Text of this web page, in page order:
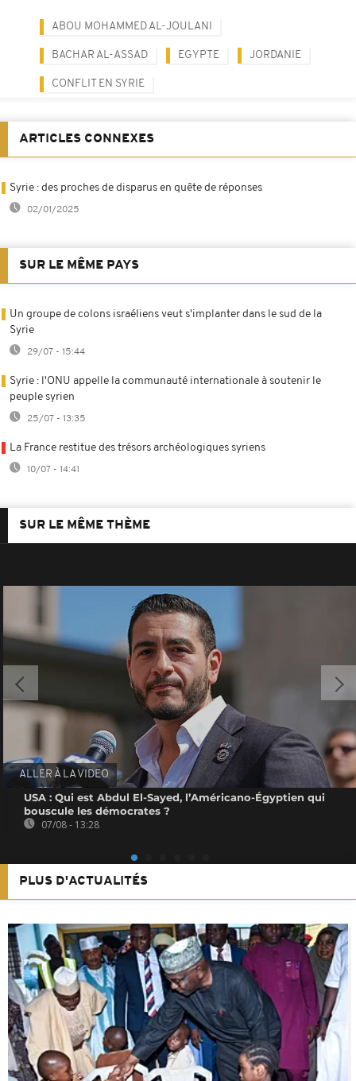
ABOU MOHAMMED AL-JOULANI
BACHAR AL-ASSAD EGYPTE JORDANIE
CONFLIT EN SYRIE
ARTICLES CONNEXES
Syrie : des proches de disparus en quête de réponses
02/01/2025
SUR LE MÊME PAYS
Un groupe de colons israéliens veut s'implanter dans le sud de la
Syrie
29/07 - 15:44
Syrie : l'ONU appelle la communauté internationale à soutenir le
peuple syrien
25/07 - 13:35
La France restitue des trésors archéologiques syriens
10/07 - 14:41
SUR LE MÊME THÈME
ALLER À LA VIDEO
USA : Qui est Abdul El-Sayed, l’Américano-Égyptien qui
bouscule les démocrates ?
07/08 - 13:28
PLUS D'ACTUALITÉS